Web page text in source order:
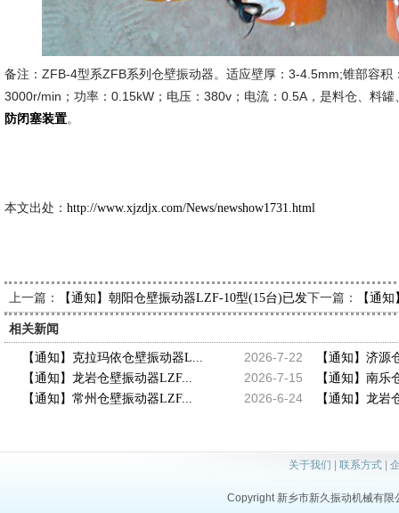
备注：ZFB-4型系ZFB系列仓壁振动器。适应壁厚：3-4.5mm;锥部容积
3000r/min；功率：0.15kW；电压：380v；电流：0.5A，是料仓、料
防闭塞装置。
本文出处： http://www.xjzdjx.com/News/newshow1731.html
上一篇： 【通知】朝阳仓壁振动器LZF-10型(15台)已发出，请史经理查
下一篇： 【通
相关新闻
2026-7-22
【通知】克拉玛依仓壁振动器L... 【通知】济源
2026-7-15
【通知】龙岩仓壁振动器LZF... 【通知】南乐
2026-6-24
【通知】常州仓壁振动器LZF... 【通知】龙岩
关于我们 联系方式|
Copyright 新乡市新久振动机械有